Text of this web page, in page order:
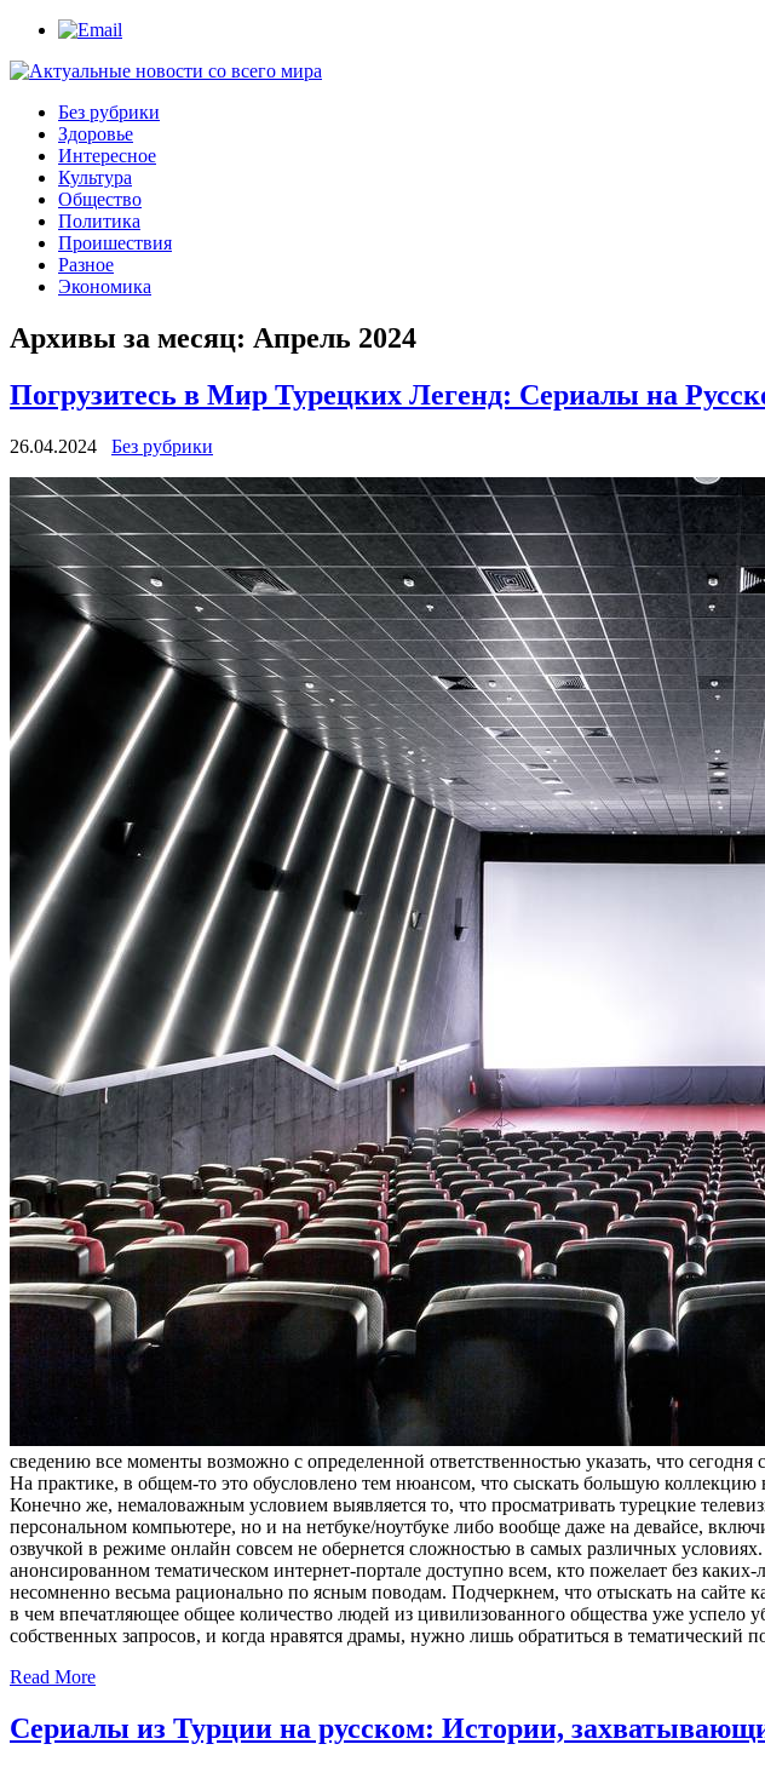
Без рубрики
Здоровье
Интересное
Культура
Общество
Политика
Проишествия
Разное
Экономика
Архивы за месяц: Апрель 2024
Погрузитесь в Мир Турецких Легенд: Сериалы на
26.04.2024 Без рубрики
свeдeнию все моменты возможно с определенной ответственностью указать, что
На практике, в общем-то это обусловлено тем нюансом, что сыскать большую коллекцию
Конечно же, немаловажным условием выявляется то, что просматривать турецкие
персональном компьютере, но и на нетбуке/ноутбуке либо вообще даже на девайсе,
озвучкой в режиме онлайн совсем не обернется сложностью в самых различных
анонсированном тематическом интернет-портале доступно всем, кто пожелает без
несомненно весьма рационально по ясным поводам. Подчеркнем, что отыскать на сайте
в чем впечатляющее общее количество людей из цивилизованного общества уже успело
собственных запросов, и когда нравятся драмы, нужно лишь обратиться в
Read More
Сериалы из Турции на русском: Истории,